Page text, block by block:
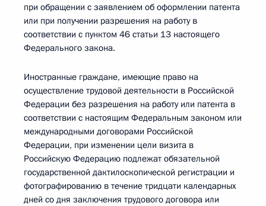
при обращении с заявлением об оформлении патента
или при получении разрешения на работу в
соответствии с пунктом 46 статьи 13 настоящего
Федерального закона.
Иностранные граждане, имеющие право на
осуществление трудовой деятельности в Российской
Федерации без разрешения на работу или патента в
соответствии с настоящим Федеральным законом или
международными договорами Российской
Федерации, при изменении цели визита в
Российскую Федерацию подлежат обязательной
государственной дактилоскопической регистрации и
фотографированию в течение тридцати календарных
дней со дня заключения трудового договора или